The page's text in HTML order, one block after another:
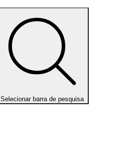
Selecionar barra de pesquisa